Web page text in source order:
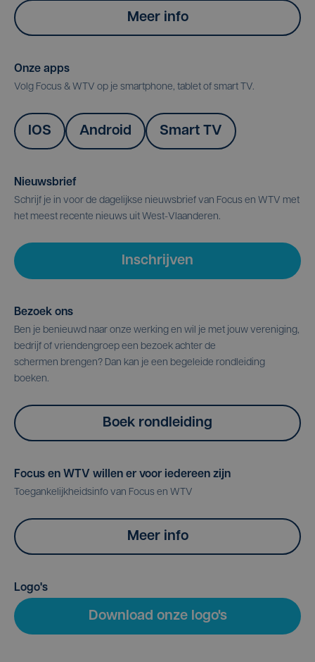
Meer info
Onze apps
Volg Focus & WTV op je smartphone, tablet of smart TV.
IOS Android Smart TV
Nieuwsbrief
Schrijf je in voor de dagelijkse nieuwsbrief van Focus en WTV met
het meest recente nieuws uit West-Vlaanderen.
Inschrijven
Bezoek ons
Ben je benieuwd naar onze werking en wil je met jouw vereniging,
bedrijf of vriendengroep een bezoek achter de
schermen brengen? Dan kan je een begeleide rondleiding
boeken.
Boek rondleiding
Focus en WTV willen er voor iedereen zijn
Toegankelijkheidsinfo van Focus en WTV
Meer info
Logo's
Download onze logo's